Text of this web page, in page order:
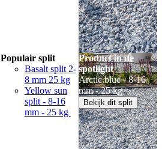
Populair split
Basalt split 2-
8 mm 25 kg
Yellow sun
split - 8-16
mm - 25 kg
Product in de
spotlight
Arctic blue - 8-16
mm - 25 kg
Bekijk dit split